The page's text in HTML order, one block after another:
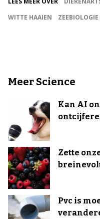
WITTE HAAIEN
ZEEBIOLOGIE
Meer Science
Kan AI
Zette
Pvc is